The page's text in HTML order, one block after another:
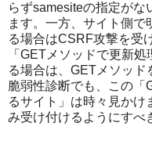
らずsamesiteの指定が
ます。一方、サイト側
る場合はCSRF攻撃を受
「GETメソッドで更新
る場合は、GETメソッド
脆弱性診断でも、この「
るサイト」は時々見か
み受け付けるようにすべ